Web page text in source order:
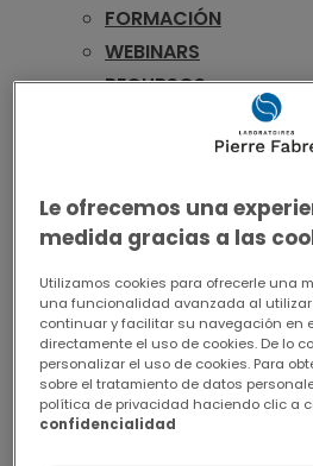
FORMACIÓN
WEBINARS
RECURSOS
PUBLICACIONES
WEBINARS
RECURSOS
VADEMECUM
ONCOLOGÍA
MAMA
FORMACIÓN
Le ofrecemos una
medida gracias a las
Utilizamos cookies para ofrecerle una
una funcionalidad avanzada al utilizar
continuar y facilitar su navegación en
directamente el uso de cookies. De lo
personalizar el uso de cookies. Para
sobre el tratamiento de datos
política de privacidad haciendo clic a
confidencialidad